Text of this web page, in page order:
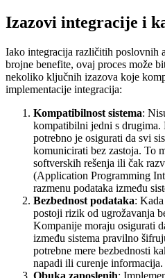
Izazovi integracije i
Iako integracija različitih poslovnih
brojne benefite, ovaj proces može
nekoliko ključnih izazova koje
implementacije integracija:
Kompatibilnost sistema:
kompatibilni jedni s drugima.
potrebno je osigurati da svi
komunicirati bez zastoja. To
softverskih rešenja ili čak
(Application Programming
razmenu podataka između
Bezbednost podataka:
postoji rizik od ugrožavanja
Kompanije moraju osigurati
između sistema pravilno
potrebne mere bezbednosti
napadi ili curenje informacija.